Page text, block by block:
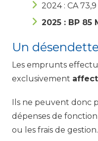
2024 : CA
2025 : BP 85
Un
Les emprunts
exclusivement
Ils ne peuvent donc
dépenses de
ou les frais de gestion.